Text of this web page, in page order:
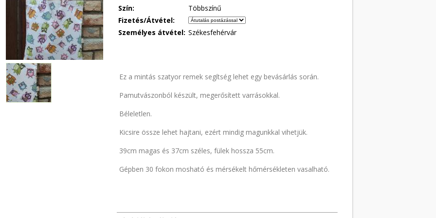
Szín:
Többszínű
Fizetés/Átvétel:
Személyes átvétel: Székesfehérvár
Ez a mintás szatyor remek segítség lehet egy bevásárlás során.
Pamutvászonból készült, megerősített varrásokkal.
Béleletlen.
Kicsire össze lehet hajtani, ezért mindig magunkkal vihetjük.
39cm magas és 37cm széles, fülek hossza 55cm.
Gépben 30 fokon mosható és mérsékelt hőmérsékleten vasalható.